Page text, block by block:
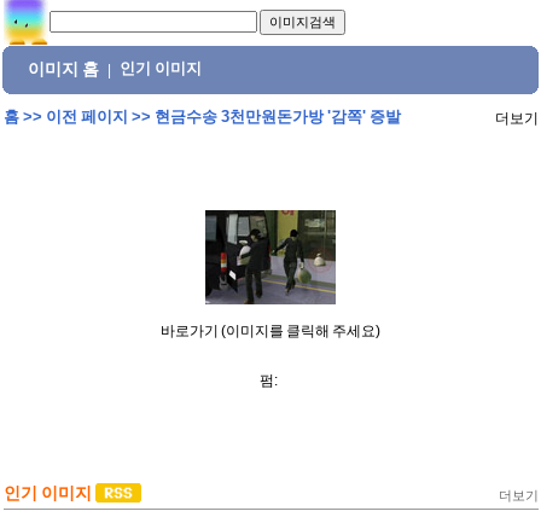
이미지 홈 인기 이미지
홈>> 이전 페이지 >> 현금수송 3천만원돈가방 '감쪽' 증발 더보기
바로가기 (이미지를 클릭해 주세요)
펌:
인기 이미지 더보기